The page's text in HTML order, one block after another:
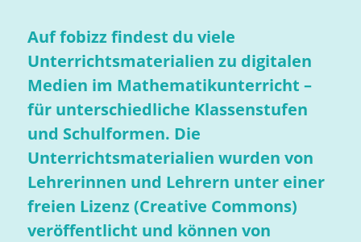
Auf fobizz findest du viele
Unterrichtsmaterialien zu digitalen
Medien im Mathematikunterricht –
für unterschiedliche Klassenstufen
und Schulformen. Die
Unterrichtsmaterialien wurden von
Lehrerinnen und Lehrern unter einer
freien Lizenz (Creative Commons)
veröffentlicht und können von